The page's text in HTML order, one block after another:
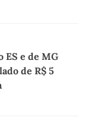
ES e de MG
de R$ 5